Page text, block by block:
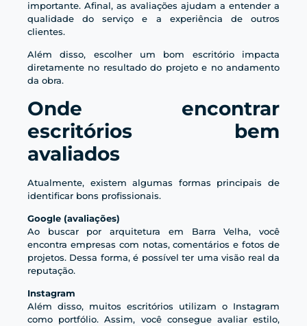
importante. Afinal, as avaliações ajudam a entender a
qualidade do serviço e a experiência de outros
clientes.
Além disso, escolher um bom escritório impacta
diretamente no resultado do projeto e no andamento
da obra.
Onde encontrar
escritórios bem
avaliados
Atualmente, existem algumas formas principais de
identificar bons profissionais.
Google (avaliações)
Ao buscar por arquitetura em Barra Velha, você
encontra empresas com notas, comentários e fotos de
projetos. Dessa forma, é possível ter uma visão real da
reputação.
Instagram
Além disso, muitos escritórios utilizam o Instagram
como portfólio. Assim, você consegue avaliar estilo,